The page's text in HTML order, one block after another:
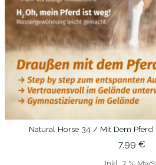
IN DEN
Natural Horse 34 / Mit Dem
7,99 €